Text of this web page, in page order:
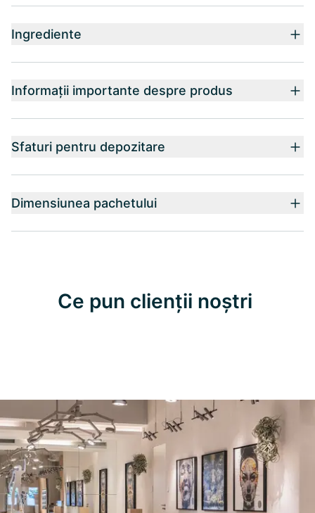
Ingrediente
Informații importante despre produs
Sfaturi pentru depozitare
Dimensiunea pachetului
Ce pun clienții noștri